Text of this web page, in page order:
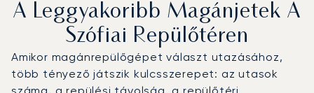
A Leggyakoribb Magánjetek A
Szófiai Repülőtéren
Amikor magánrepülőgépet választ utazásához,
több tényező játszik kulcsszerepet: az utasok
száma, a repülési távolság, a repülőtéri